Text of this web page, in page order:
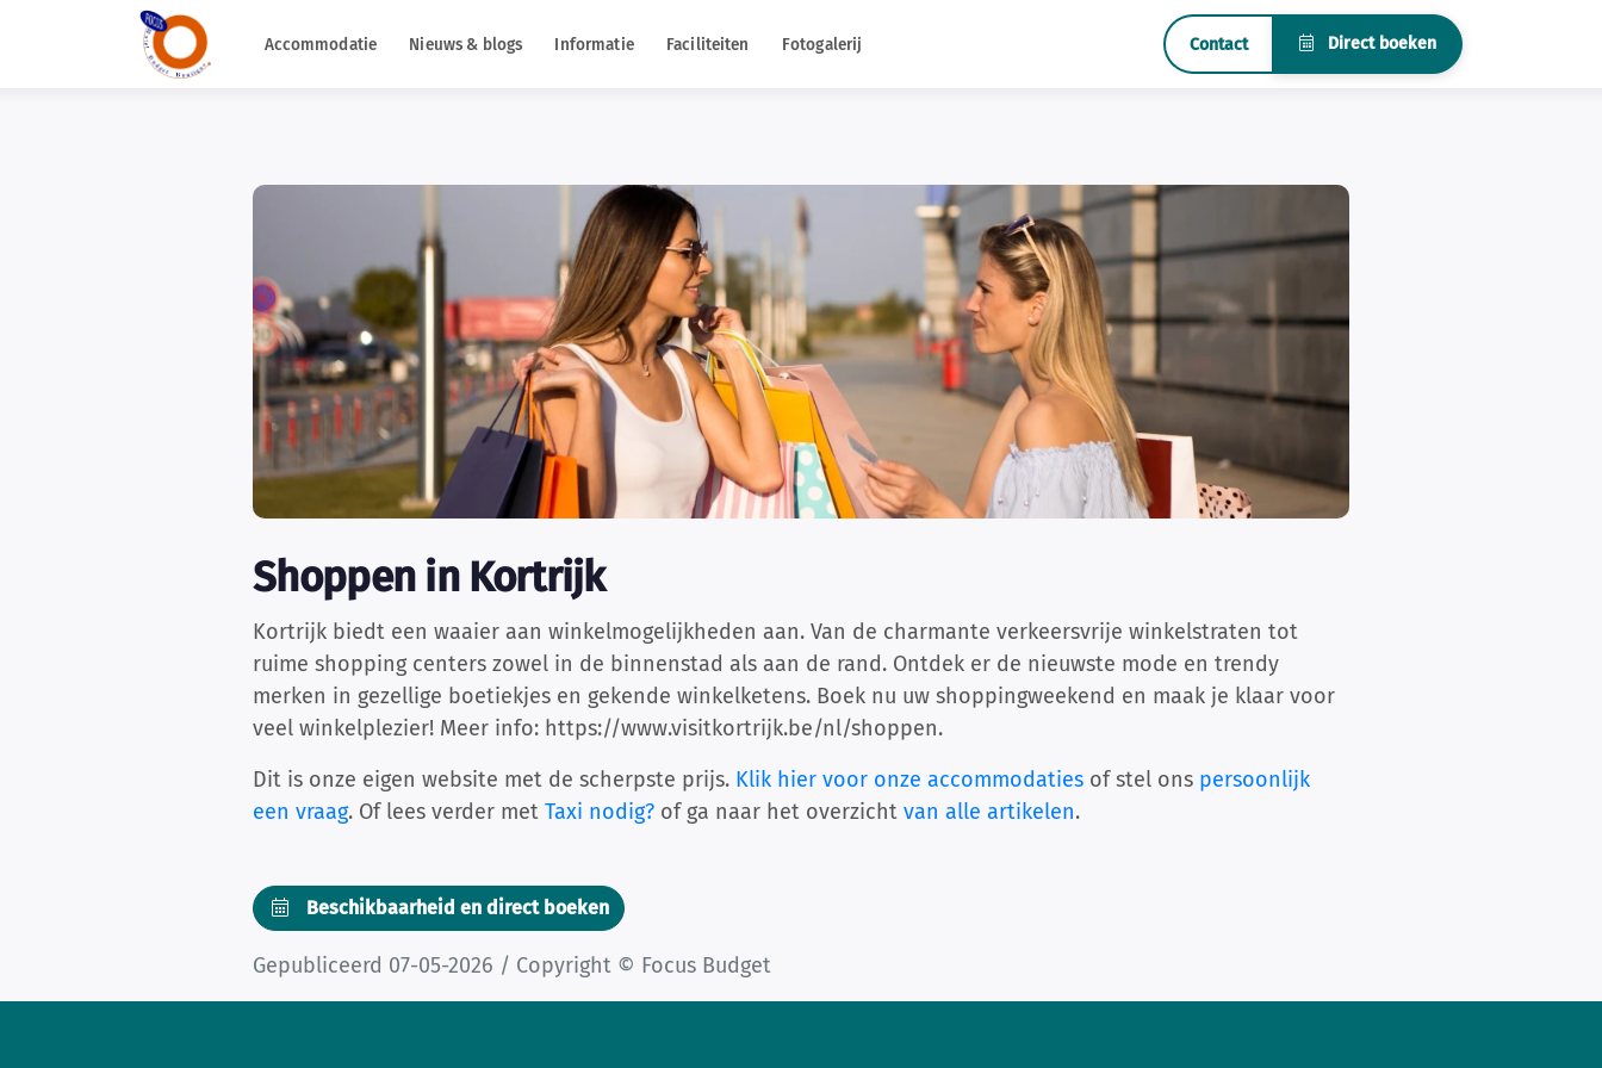
Accommodatie Nieuws & blogs Informatie Faciliteiten Fotogalerij Contact Direct boeken
Shoppen in Kortrijk
Kortrijk biedt een waaier aan winkelmogelijkheden aan. Van de charmante verkeersvrije winkelstraten tot
ruime shopping centers zowel in de binnenstad als aan de rand. Ontdek er de nieuwste mode en trendy
merken in gezellige boetiekjes en gekende winkelketens. Boek nu uw shoppingweekend en maak je klaar voor
veel winkelplezier! Meer info: https://www.visitkortrijk.be/nl/shoppen.
Dit is onze eigen website met de scherpste prijs. Klik hier voor onze accommodaties of stel ons persoonlijk
een vraag. Of lees verder met Taxi nodig? of ga naar het overzicht van alle artikelen.
Beschikbaarheid en direct boeken
Gepubliceerd 07-05-2026 / Copyright © Focus Budget